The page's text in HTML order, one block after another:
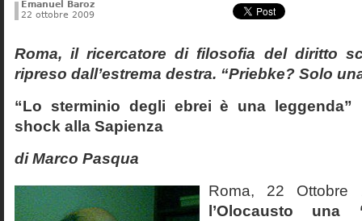
Emanuel Baroz
22 ottobre 2009
Roma, il ricercatore di filosofia del diritto
ripreso dall’estrema destra. “Priebke? Solo
“Lo sterminio degli ebrei è una leggenda”
shock alla Sapienza
di Marco Pasqua
Roma, 22
l’Olocausto una